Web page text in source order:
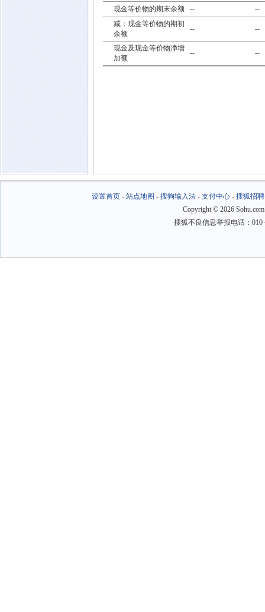
现金等价物的期末余额 --
--
减：现金等价物的期初
余额
-- --
现金及现金等价物净增
加额
-- --
设置首页- 站点地图 - 搜狗输入法- 支付中心- 搜狐招聘
Copyright © 2026
搜狐不良信息举报电话：010